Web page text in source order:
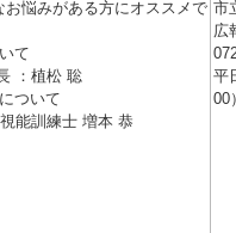
悩みがある方にオススメで
て
：植松 聡
ついて
能訓練士 増本 恭
市
広
平
00）